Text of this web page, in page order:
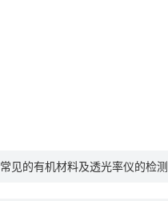
常见的有机材料及透光率仪的检测